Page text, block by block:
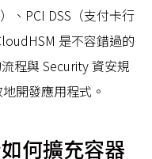
、PCI DSS（支付卡行
是不容錯過的
程與 Security 資安規
開發應用程式。
何擴充容器